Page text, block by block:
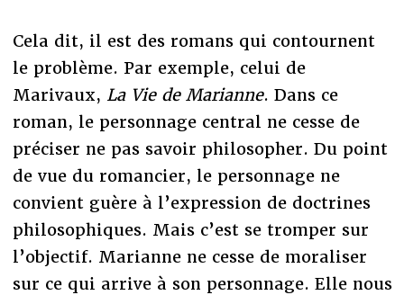
Cela dit, il est des romans qui contournent
le problème. Par exemple, celui de
Marivaux, La Vie de Marianne. Dans ce
roman, le personnage central ne cesse de
préciser ne pas savoir philosopher. Du point
de vue du romancier, le personnage ne
convient guère à l’expression de doctrines
philosophiques. Mais c’est se tromper sur
l’objectif. Marianne ne cesse de moraliser
sur ce qui arrive à son personnage. Elle nous